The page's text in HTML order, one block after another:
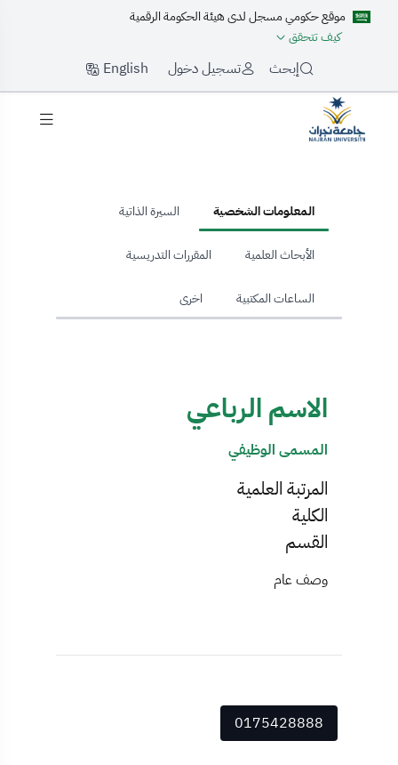
موقع حكومي مسجل لدى هيئة الحكومة الرقمية
كيف تتحقق
إبحث تسجيل دخول English
المعلومات الشخصية السيرة الذاتية
الأبحاث العلمية المقررات التدريسية
الساعات المكتبية اخرى
الاسم الرباعي
المسمى الوظيفي
المرتبة العلمية
الكلية
القسم
وصف عام
0175428888